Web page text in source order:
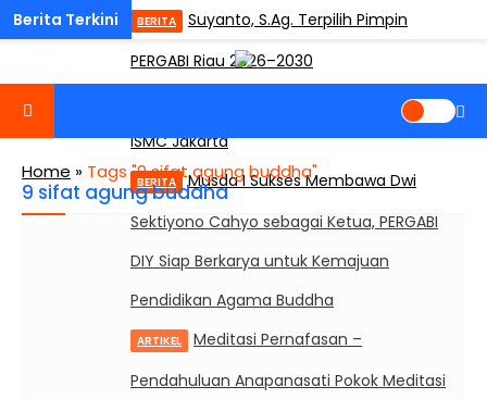
BERITA
Suyanto, S.Ag. Terpilih Pimpin
PERGABI Riau 2026–2030
One Day Mindfulness (ODM) di
ISMC Jakarta
BERITA
Musda I Sukses Membawa Dwi
Sektiyono Cahyo sebagai Ketua, PERGABI
DIY Siap Berkarya untuk Kemajuan
Pendidikan Agama Buddha
ARTIKEL
Meditasi Pernafasan –
Pendahuluan Anapanasati Pokok Meditasi
Home » Tags "9 sifat agung buddha"
9 sifat agung buddha